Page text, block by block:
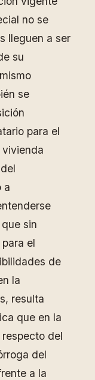
no se
lleguen a ser
su
se
para el
a
sin
el
de
la
resulta
que en la
del
del
a la